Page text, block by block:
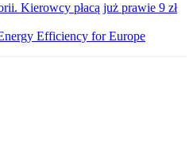
Kierowcy płacą już prawie 9 zł
Efficiency for Europe